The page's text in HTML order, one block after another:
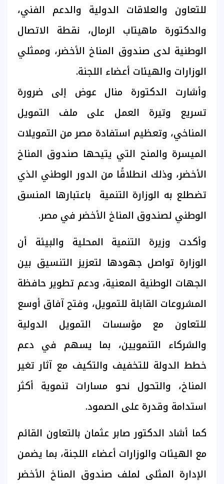
للتعاون والعلاقات الدولية والدعم الفني،
والدكتورة ماهيتاب الرمال، نقطة الاتصال
الوطنية لدى صندوق المناخ الأخضر، وممثلي
الوزارات والهيئات أعضاء اللجنة.
وأشارت الدكتورة منال عوض إلى ضرورة
تسريع وتيرة العمل على ملف التمويل
المناخي، وتعظيم استفادة مصر من التمويلات
الميسرة والمنح التي يتيحها صندوق المناخ
الأخضر، وذلك انطلاقًا من الدور الوطني الذي
تضطلع به الوزارة التنمية باعتبارها المنسق
الوطني لصندوق المناخ الأخضر في مصر.
وأكدت وزيرة التنمية المحلية والبيئة أن
الوزارة تواصل جهودها لتعزيز التنسيق بين
الجهات الوطنية المعنية، ودعم تطوير حافظة
المشروعات القابلة للتمويل، وفتح آفاق أوسع
للتعاون مع مؤسسات التمويل الدولية
والشركاء التنمويين، بما يسهم في دعم
خطط الدولة للتخفيف والتكيف مع آثار تغير
المناخ، والتحول نحو مسارات تنموية أكثر
استدامة وقدرة على الصمود.
كما أشاد الدكتور صابر عثمان بالتعاون القائم
مع الهيئات والوزارات أعضاء اللجنة، بما يضمن
الإدارة المثلى لملف صندوق المناخ الأخضر